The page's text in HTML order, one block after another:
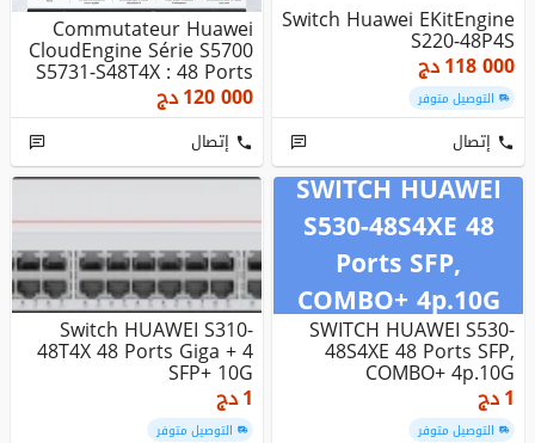
Switch Huawei EKitEngine
S220-48P4S
118 000دج
التوصيل متوفر
إتصال
Commutateur Huawei
CloudEngine Série S5700
S5731-S48T4X : 48 Ports
10/...
120 000دج
إتصال
SWITCH HUAWEI
S530-48S4XE 48
Ports SFP,
COMBO+ 4p.10G
SWITCH HUAWEI S530-
48S4XE 48 Ports SFP,
COMBO+ 4p.10G
1دج
التوصيل متوفر
Switch HUAWEI S310-
48T4X 48 Ports Giga + 4
SFP+ 10G
1دج
التوصيل متوفر